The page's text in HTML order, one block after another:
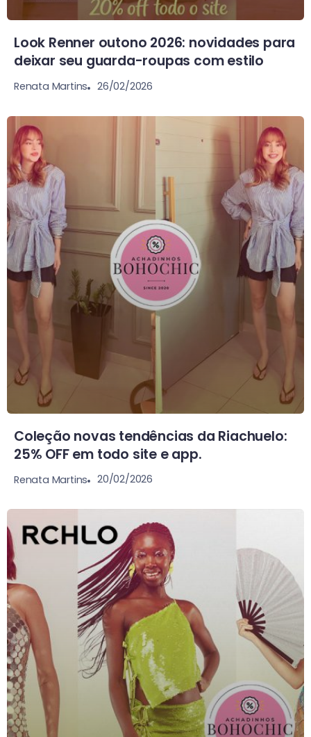
Look Renner outono 2026: novidades para
deixar seu guarda-roupas com estilo
Renata Martins 26/02/2026
Coleção novas tendências da Riachuelo:
25% OFF em todo site e app.
Renata Martins 20/02/2026